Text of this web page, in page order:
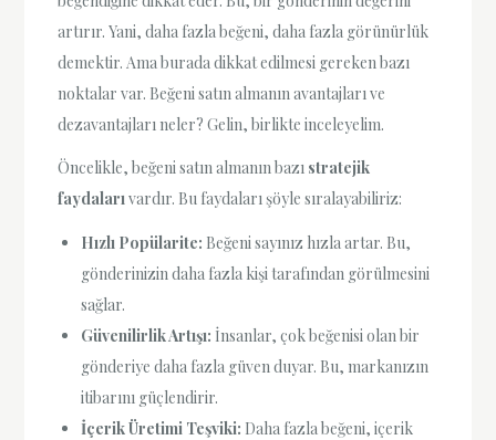
artırır. Yani, daha fazla beğeni, daha fazla görünürlük
demektir. Ama burada dikkat edilmesi gereken bazı
noktalar var. Beğeni satın almanın avantajları ve
dezavantajları neler? Gelin, birlikte inceleyelim.
Öncelikle, beğeni satın almanın bazı stratejik
faydalarıvardır. Bu faydaları şöyle sıralayabiliriz:
Hızlı Popülarite: Beğeni sayınız hızla artar. Bu,
gönderinizin daha fazla kişi tarafından görülmesini
sağlar.
Güvenilirlik Artışı: İnsanlar, çok beğenisi olan bir
gönderiye daha fazla güven duyar. Bu, markanızın
itibarını güçlendirir.
İçerik Üretimi Teşviki: Daha fazla beğeni, içerik